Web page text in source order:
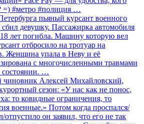
=) #метро #полиция …
пьяный курсант военного
сбил девушку. Пассажирка автомобиля
лет погибла. Машину которую вел
отбросило на тротуар на
Женщина упала в Неву и её
с многочисленными травмами
состоянии. …
Алексей Михайловский,
сезон: «У нас как не понос,
то ковидные ограничения, то
военные.» Потом когда проспался/
отпустило он заявил, что его не так